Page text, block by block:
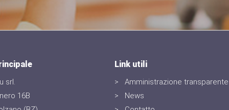
srl.
16B
Link utili
Amministrazione transparente
News